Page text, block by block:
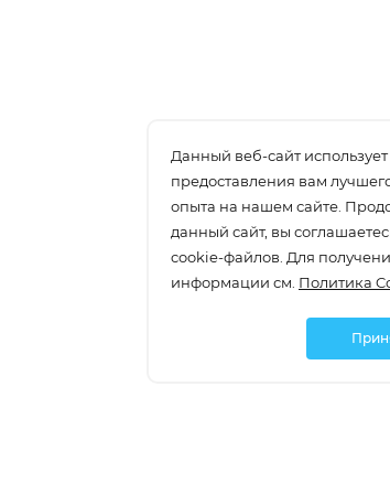
Данный веб-сайт
предоставления вам
опыта на нашем сайте.
данный сайт, вы
cookie-файлов. Для
информации см. Политика